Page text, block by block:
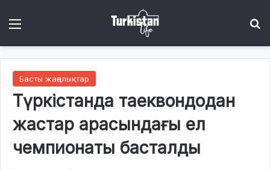
Басты жаңалықтар
Түркістанда таеквондодан
жастар арасындағы ел
чемпионаты басталды